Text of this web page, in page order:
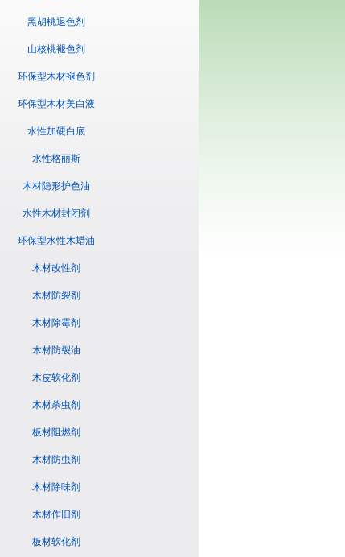
黑胡桃退色剂
山核桃褪色剂
环保型木材褪色剂
环保型木材美白液
水性加硬白底
水性格丽斯
木材隐形护色油
水性木材封闭剂
环保型水性木蜡油
木材改性剂
木材防裂剂
木材除霉剂
木材防裂油
木皮软化剂
木材杀虫剂
板材阻燃剂
木材防虫剂
木材除味剂
木材作旧剂
板材软化剂